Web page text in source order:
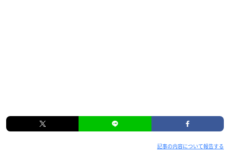
記事の内容について報告する